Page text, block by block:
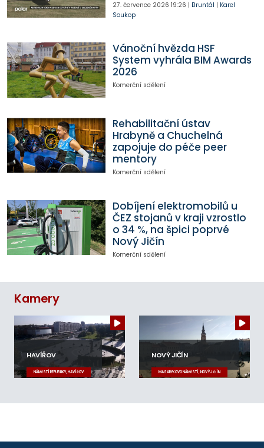
27. července 2026 19:26 | Bruntál | Karel
Soukop
Vánoční hvězda HSF
System vyhrála BIM Awards
2026
Komerční sdělení
Rehabilitační ústav
Hrabyně a Chuchelná
zapojuje do péče peer
mentory
Komerční sdělení
Dobíjení elektromobilů u
ČEZ stojanů v kraji vzrostlo
o 34 %, na špici poprvé
Nový Jičín
Komerční sdělení
Kamery
HAVÍŘOV
NÁMĚSTÍ REPUBLIKY, HAVÍŘOV
NOVÝ JIČÍN
MASARYKOVO NÁMĚSTÍ, NOVÝ JIČÍN